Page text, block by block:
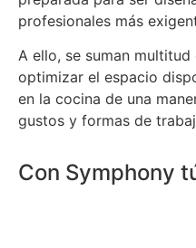
profesionales más
A ello, se suman
optimizar el espacio
en la cocina de una
gustos y formas de
Con Symphony